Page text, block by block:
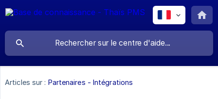
Articles sur : Partenaires - Intégrations